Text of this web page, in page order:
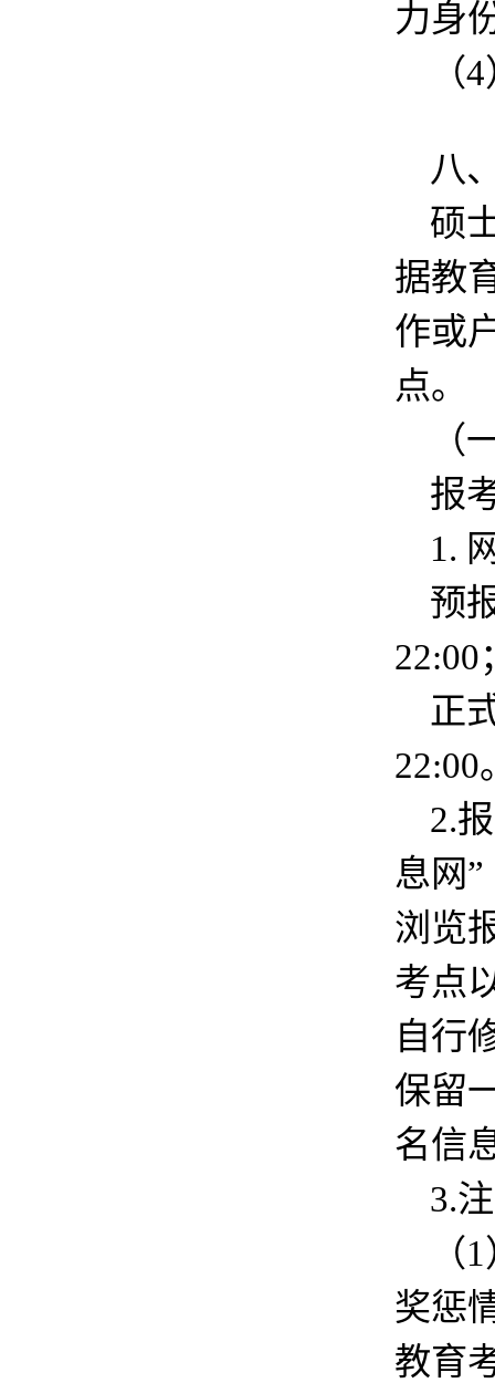
力身
（
八
硕
据教
作或
点。
（
报
1.
预
22:00
正
22:00
2.
息网
浏览
考点
自行
保留
名信
3.
（
奖惩
教育